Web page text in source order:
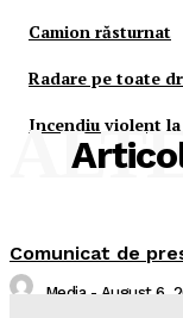
Camion răsturnat
Radare pe toate
Incendiu violent
Comunicat de
Media - August 6,